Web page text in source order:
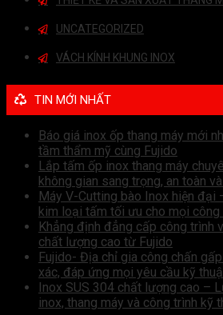
UNCATEGORIZED
VÁCH KÍNH KHUNG INOX
TIN MỚI NHẤT
Báo giá inox ốp thang máy mới
tầm thẩm mỹ cùng Fujido
Lắp tấm ốp inox thang máy
không gian sang trọng, an toàn
Máy V-Cutting bào Inox hiện đại
kim loại tấm tối ưu cho mọi công
Khẳng định đẳng cấp công trình
chất lượng cao từ Fujido
Fujido- Địa chỉ gia công chấn
xác, đáp ứng mọi yêu cầu kỹ
Inox SUS 304 chất lượng cao –
inox, thang máy và công trình kỹ